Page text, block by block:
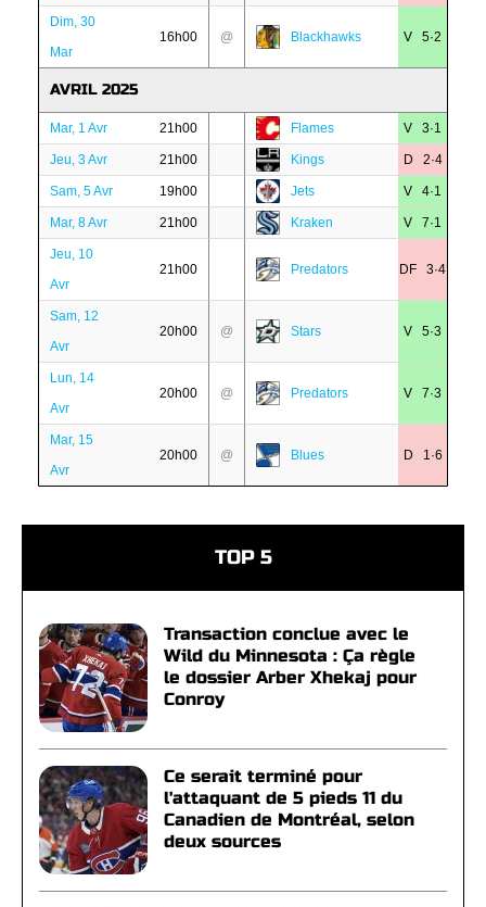
Dim, 30
Mar
16h00 @ Blackhawks V 5·2
AVRIL 2025
Mar, 1 Avr 21h00 Flames V 3·1
Jeu, 3 Avr 21h00 Kings D 2·4
Sam, 5 Avr 19h00 Jets V 4·1
Mar, 8 Avr 21h00 Kraken V 7·1
Jeu, 10
Avr
21h00 Predators DF 3·4
Sam, 12
Avr
20h00 @ Stars V 5·3
Lun, 14
Avr
20h00 @ Predators V 7·3
Mar, 15
Avr
20h00 @ Blues D 1·6
TOP 5
Transaction conclue avec le
Wild du Minnesota : Ça règle
le dossier Arber Xhekaj pour
Conroy
Ce serait terminé pour
l'attaquant de 5 pieds 11 du
Canadien de Montréal, selon
deux sources